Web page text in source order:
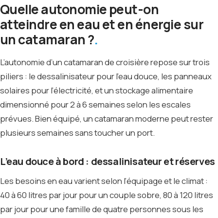
Quelle autonomie peut-on
atteindre en eau et en énergie sur
un catamaran ?
L’autonomie d’un catamaran de croisière repose sur trois
piliers : le dessalinisateur pour l’eau douce, les panneaux
solaires pour l’électricité, et un stockage alimentaire
dimensionné pour 2 à 6 semaines selon les escales
prévues. Bien équipé, un catamaran moderne peut rester
plusieurs semaines sans toucher un port.
L’eau douce à bord : dessalinisateur et réserves
Les besoins en eau varient selon l’équipage et le climat :
40 à 60 litres par jour pour un couple sobre, 80 à 120 litres
par jour pour une famille de quatre personnes sous les